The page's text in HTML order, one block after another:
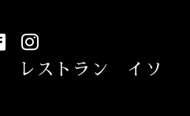
レストラン イソ